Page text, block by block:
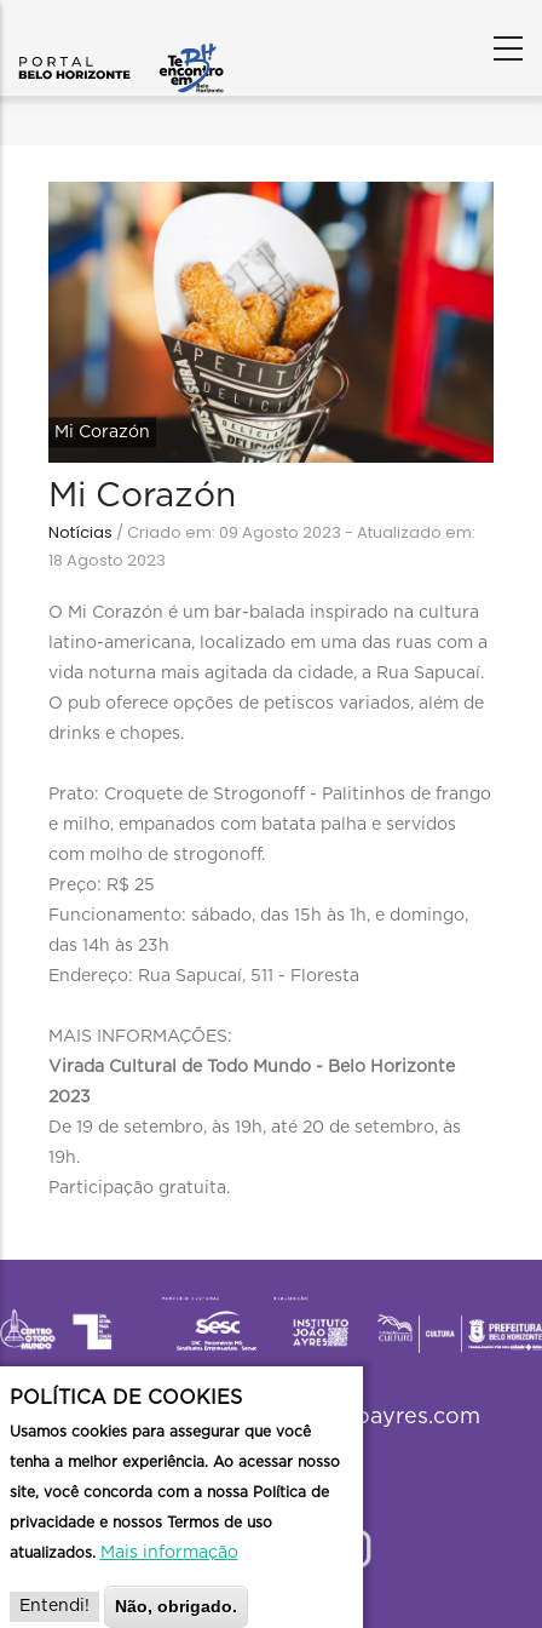
Mi Corazón
Mi Corazón
Notícias / Criado em: 09 Agosto 2023 - Atualizado em:
18 Agosto 2023
O Mi Corazón é um bar-balada inspirado na cultura
latino-americana, localizado em uma das ruas com a
vida noturna mais agitada da cidade, a Rua Sapucaí.
O pub oferece opções de petiscos variados, além de
drinks e chopes.
Prato: Croquete de Strogonoff - Palitinhos de frango
e milho, empanados com batata palha e servidos
com molho de strogonoff.
Preço: R$ 25
Funcionamento: sábado, das 15h às 1h, e domingo,
das 14h às 23h
Endereço: Rua Sapucaí, 511 - Floresta
MAIS INFORMAÇÕES:
Virada Cultural de Todo Mundo - Belo Horizonte
2023
De 19 de setembro, às 19h, até 20 de setembro, às
19h.
Participação gratuita.
viradabh2023@institutojoaoayres.com
POLÍTICA DE COOKIES
Usamos cookies para assegurar que você
tenha a melhor experiência. Ao acessar nosso
site, você concorda com a nossa Política de
privacidade e nossos Termos de uso
atualizados. Mais informação
Entendi! Não, obrigado.